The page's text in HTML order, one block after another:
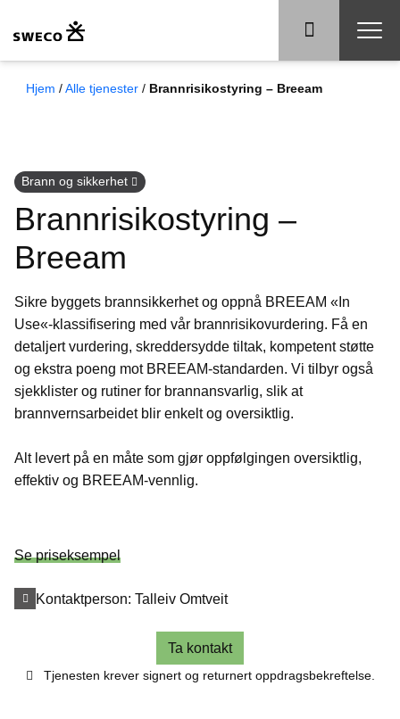
Hjem /Alle tjenester / Brannrisikostyring – Breeam
Brannrisikostyring –
Breeam
Brann og sikkerhet
Sikre byggets brannsikkerhet og oppnå BREEAM «In
Use«-klassifisering med vår brannrisikovurdering. Få en
detaljert vurdering, skreddersydde tiltak, kompetent støtte
og ekstra poeng mot BREEAM-standarden. Vi tilbyr også
sjekklister og rutiner for brannansvarlig, slik at
brannvernsarbeidet blir enkelt og oversiktlig.
Alt levert på en måte som gjør oppfølgingen oversiktlig,
effektiv og BREEAM-vennlig.
Se priseksempel
Kontaktperson: Talleiv Omtveit
Ta kontakt
Tjenesten krever signert og returnert oppdragsbekreftelse.